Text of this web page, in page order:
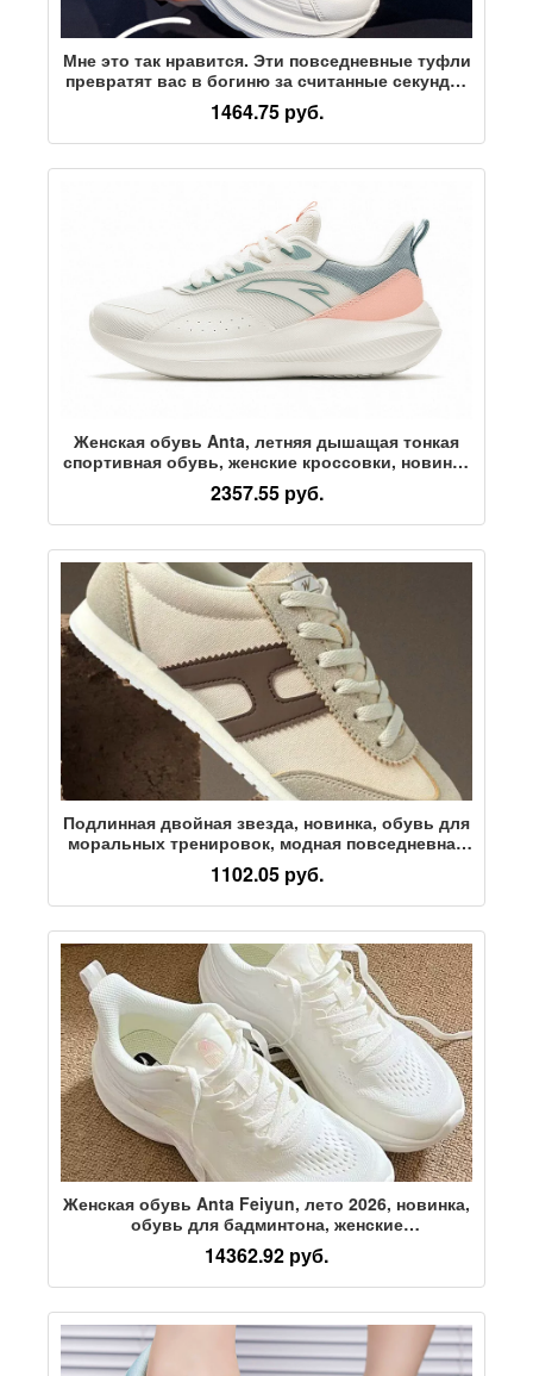
Мне это так нравится. Эти повседневные туфли
превратят вас в богиню за считанные секунды,
когда вы их наденете. Они будут в тренде.
1464.75 руб.
Женская обувь Anta, летняя дышащая тонкая
спортивная обувь, женские кроссовки, новинка
2026 года, повседневная обувь из сетчатого
материала, кроссовки для бега
2357.55 руб.
Подлинная двойная звезда, новинка, обувь для
моральных тренировок, модная повседневная
спортивная обувь из грубой ткани, дышащая
обувь для бега на ультралегкой подошве из
пенопласта
1102.05 руб.
Женская обувь Anta Feiyun, лето 2026, новинка,
обувь для бадминтона, женские
амортизирующие кроссовки для бега,
спортивная обувь для женщин
14362.92 руб.